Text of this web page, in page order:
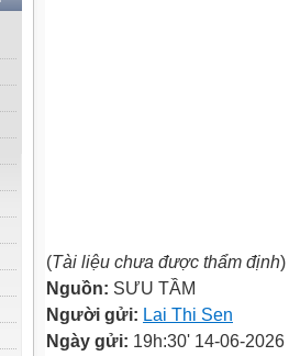
(Tài liệu chưa được thẩm định)
Nguồn: SƯU TẦM
Người gửi: Lai Thi Sen
Ngày gửi: 19h:30' 14-06-2026